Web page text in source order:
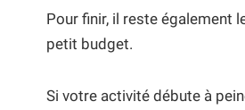
Pour finir, il reste également
petit budget.
Si votre activité débute à